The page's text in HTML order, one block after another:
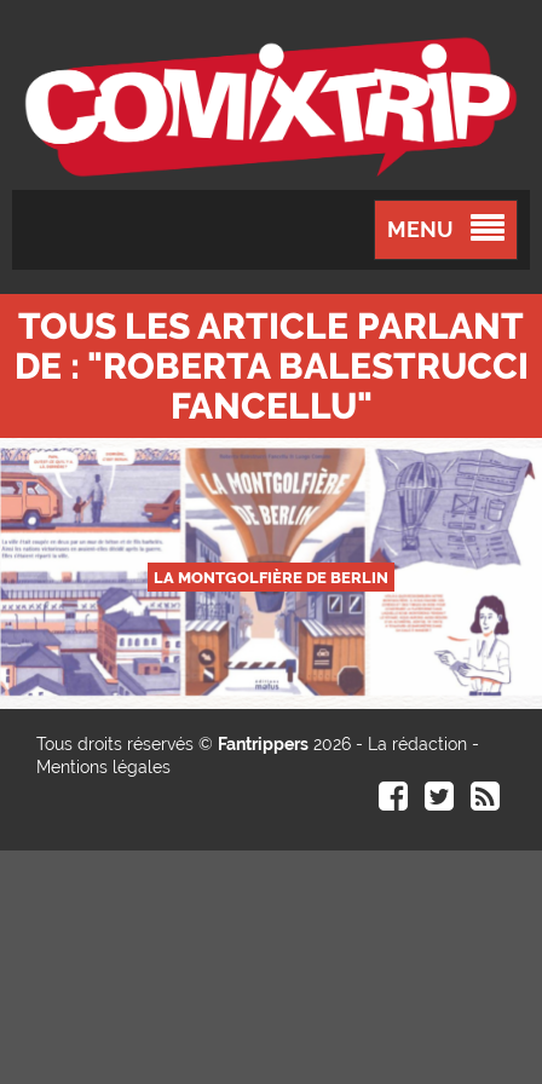
MENU
TOUS LES ARTICLE PARLANT
DE : "ROBERTA BALESTRUCCI
FANCELLU"
LA MONTGOLFIÈRE DE BERLIN
Tous droits réservés © Fantrippers 2026 - La rédaction -
Mentions légales